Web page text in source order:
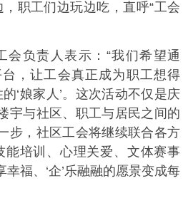
职工们边玩边吃，直呼“工会
会负责人表示：“我们希望通
台，让工会真正成为职工想得
‘娘家人’。这次活动不仅是庆
宇与社区、职工与居民之间的
步，社区工会将继续联合各方
能培训、心理关爱、文体赛事
幸福、‘企’乐融融的愿景变成每